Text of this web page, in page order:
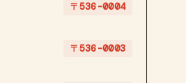
〒536-0004
〒536-0003